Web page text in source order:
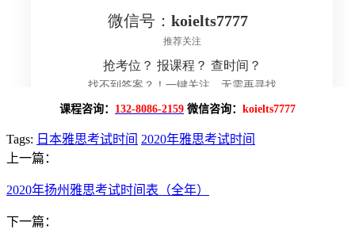
课程咨询： 132-8086-2159 微信咨询： koielts7777
Tags: 日本雅思考试时间 2020年雅思考试时间
上一篇：
2020年扬州雅思考试时间表（全年）
下一篇：